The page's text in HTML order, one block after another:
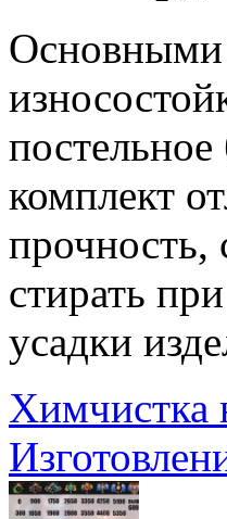
Основными
комплект
прочность,
стирать
усадки
Химчистка